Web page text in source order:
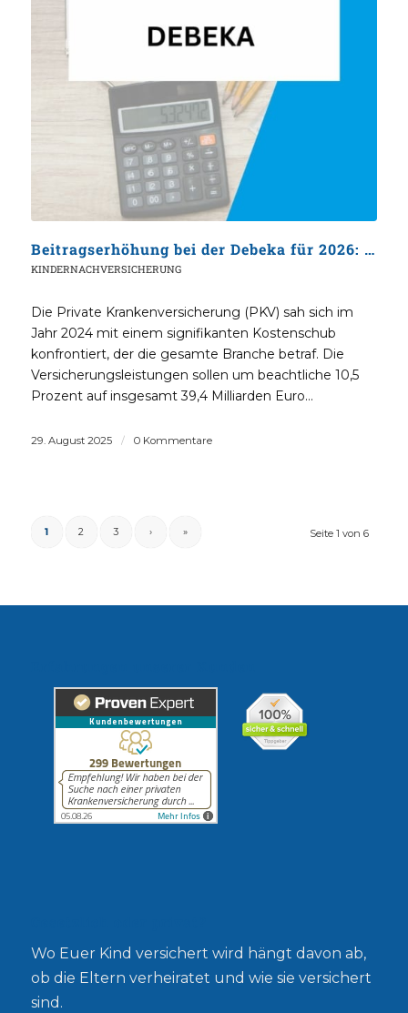
Beitragserhöhung bei der Debeka für 2026: Ein Ausblick im Konjunktiv
KINDERNACHVERSICHERUNG
Die Private Krankenversicherung (PKV) sah sich im
Jahr 2024 mit einem signifikanten Kostenschub
konfrontiert, der die gesamte Branche betraf. Die
Versicherungsleistungen sollen um beachtliche 10,5
Prozent auf insgesamt 39,4 Milliarden Euro…
29. August 2025 / 0 Kommentare
Seite 1 von 6
1 2 3 › »
Wo Euer Kind versichert wird hängt davon ab,
ob die Eltern verheiratet und wie sie versichert
sind.